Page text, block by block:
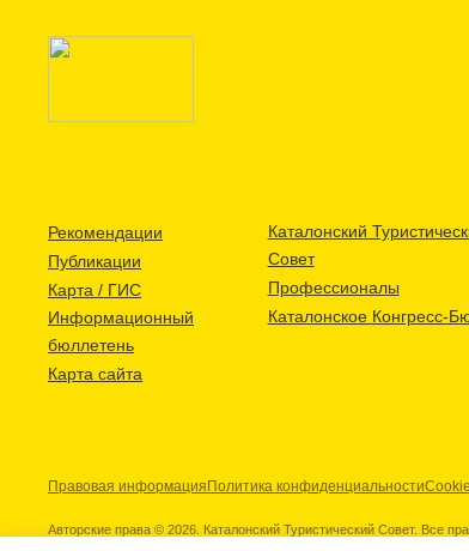
Рекомендации
Публикации
Карта / ГИС
Информационный
бюллетень
Карта сайта
Каталонский
Совет
Профессионалы
Каталонское Конгресс-
Правовая информация Политика конфиденциальности
Авторские права © 2026. Каталонский Туристический Совет. Все